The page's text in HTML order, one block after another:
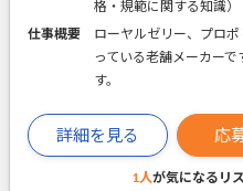
格・規範に関する知識）
仕事概要
ローヤルゼリー、プロ
っている老舗メーカー
す。
詳細を見る 応
1人が気になるリ